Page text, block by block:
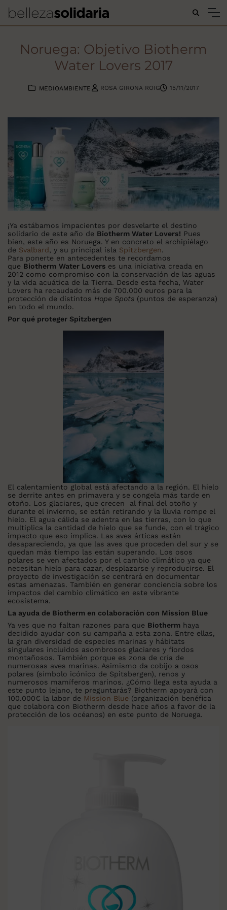
Buscar...
Noruega: Objetivo Biotherm
Water Lovers 2017
MEDIOAMBIENTE ROSA GIRONA ROIG 15/11/2017
¡Ya estábamos impacientes por desvelarte el destino
solidario de este año de Biotherm Water Lovers! Pues
bien, este año es Noruega. Y en concreto el archipiélago
de Svalbard, y su principal isla Spitzbergen.
Para ponerte en antecedentes te recordamos
que Biotherm Water Lovers es una iniciativa creada en
2012 como compromiso con la conservación de las aguas
y la vida acuática de la Tierra. Desde esta fecha, Water
Lovers ha recaudado más de 700.000 euros para la
protección de distintos Hope Spots (puntos de esperanza)
en todo el mundo.
Por qué proteger Spitzbergen
El calentamiento global está afectando a la región. El hielo
se derrite antes en primavera y se congela más tarde en
otoño. Los glaciares, que crecen al final del otoño y
durante el invierno, se están retirando y la lluvia rompe el
hielo. El agua cálida se adentra en las tierras, con lo que
multiplica la cantidad de hielo que se funde, con el trágico
impacto que eso implica. Las aves árticas están
desapareciendo, ya que las aves que proceden del sur y se
quedan más tiempo las están superando. Los osos
polares se ven afectados por el cambio climático ya que
necesitan hielo para cazar, desplazarse y reproducirse. El
proyecto de investigación se centrará en documentar
estas amenazas. También en generar conciencia sobre los
impactos del cambio climático en este vibrante
ecosistema.
La ayuda de Biotherm en colaboración con Mission Blue
Ya ves que no faltan razones para que Biotherm haya
decidido ayudar con su campaña a esta zona. Entre ellas,
la gran diversidad de especies marinas y hábitats
singulares incluidos asombrosos glaciares y fiordos
montañosos. También porque es zona de cría de
numerosas aves marinas. Asimismo da cobijo a osos
polares (símbolo icónico de Spitsbergen), renos y
numerosos mamíferos marinos. ¿Cómo llega esta ayuda a
este punto lejano, te preguntarás? Biotherm apoyará con
100.000€ la labor de Mission Blue (organización benéfica
que colabora con Biotherm desde hace años a favor de la
protección de los océanos) en este punto de Noruega.